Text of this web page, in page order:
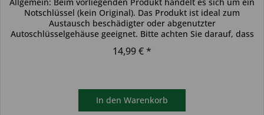
Notschlüssel (kein Original). Das Produkt ist ideal zum
Austausch beschädigter oder abgenutzter
Autoschlüsselgehäuse geeignet. Bitte achten Sie darauf, dass
14,99 € *
In den Warenkorb